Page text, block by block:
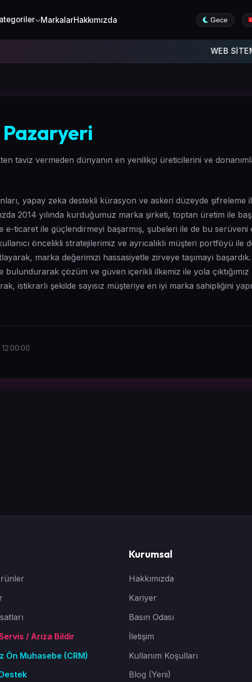
MarkalarHakkımızda Gece
WEB
taviz vermeden dünyanın en yenilikçi üreticilerini ve
yapay zeka destekli kürasyon ve askeri düzeyde şifreleme
2014 yılında kurduğumuz marka şirketi, toptan üretim ile
e-ticaret ile güçlendirmeyi başarmış, şubeleri ile de bu
öncelikli stratejilerimiz ve ayrıcalıklı müşteri portföyü ile
marka değerimizi hassasiyetle zirveye taşımayı
bulundurarak çözüm ve güven içerikli ilkemiz ile yola
istikrarlı şekilde sayısız müşteriye en iyi marka sahipliğini
/ Arıza Bildir
Ön Muhasebe (CRM)
Kurumsal
Hakkımızda
Kariyer
Basın Odası
İletişim
Kullanım Koşulları
Blog (Yeni)